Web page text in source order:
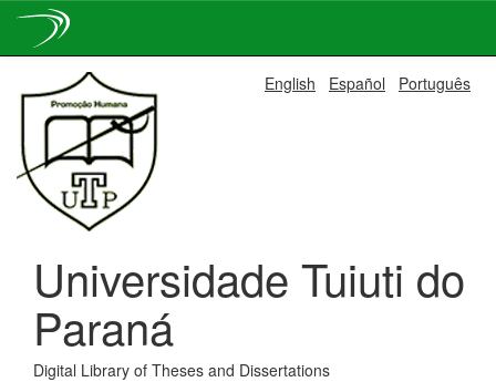
navigation
English Español Português
Universidade Tuiuti do
Paraná
Digital Library of Theses and Dissertations